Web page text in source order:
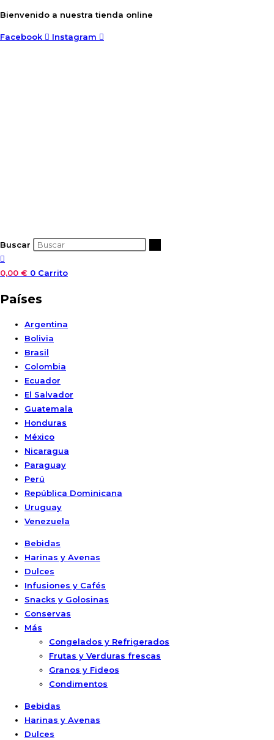
Ir
contenido
Bienvenido a nuestra tienda online
Facebook Instagram
Buscar
0,00 € 0 Carrito
Países
Argentina
Bolivia
Brasil
Colombia
Ecuador
El Salvador
Guatemala
Honduras
México
Nicaragua
Paraguay
Perú
República Dominicana
Uruguay
Venezuela
Bebidas
Harinas y Avenas
Dulces
Infusiones y Cafés
Snacks y Golosinas
Conservas
Más
Congelados y Refrigerados
Frutas y Verduras frescas
Granos y Fideos
Condimentos
Bebidas
Harinas y Avenas
Dulces